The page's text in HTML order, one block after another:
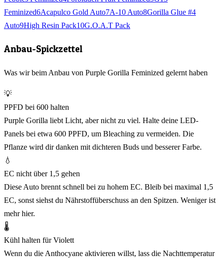
Feminized6Acapulco Gold Auto7A-10 Auto8Gorilla Glue #4
Auto9High Resin Pack10G.O.A.T Pack
Anbau-Spickzettel
Was wir beim Anbau von Purple Gorilla Feminized gelernt haben
💡
PPFD bei 600 halten
Purple Gorilla liebt Licht, aber nicht zu viel. Halte deine LED-
Panels bei etwa 600 PPFD, um Bleaching zu vermeiden. Die
Pflanze wird dir danken mit dichteren Buds und besserer Farbe.
💧
EC nicht über 1,5 gehen
Diese Auto brennt schnell bei zu hohem EC. Bleib bei maximal 1,5
EC, sonst siehst du Nährstoffüberschuss an den Spitzen. Weniger ist
mehr hier.
🌡️
Kühl halten für Violett
Wenn du die Anthocyane aktivieren willst, lass die Nachttemperatur